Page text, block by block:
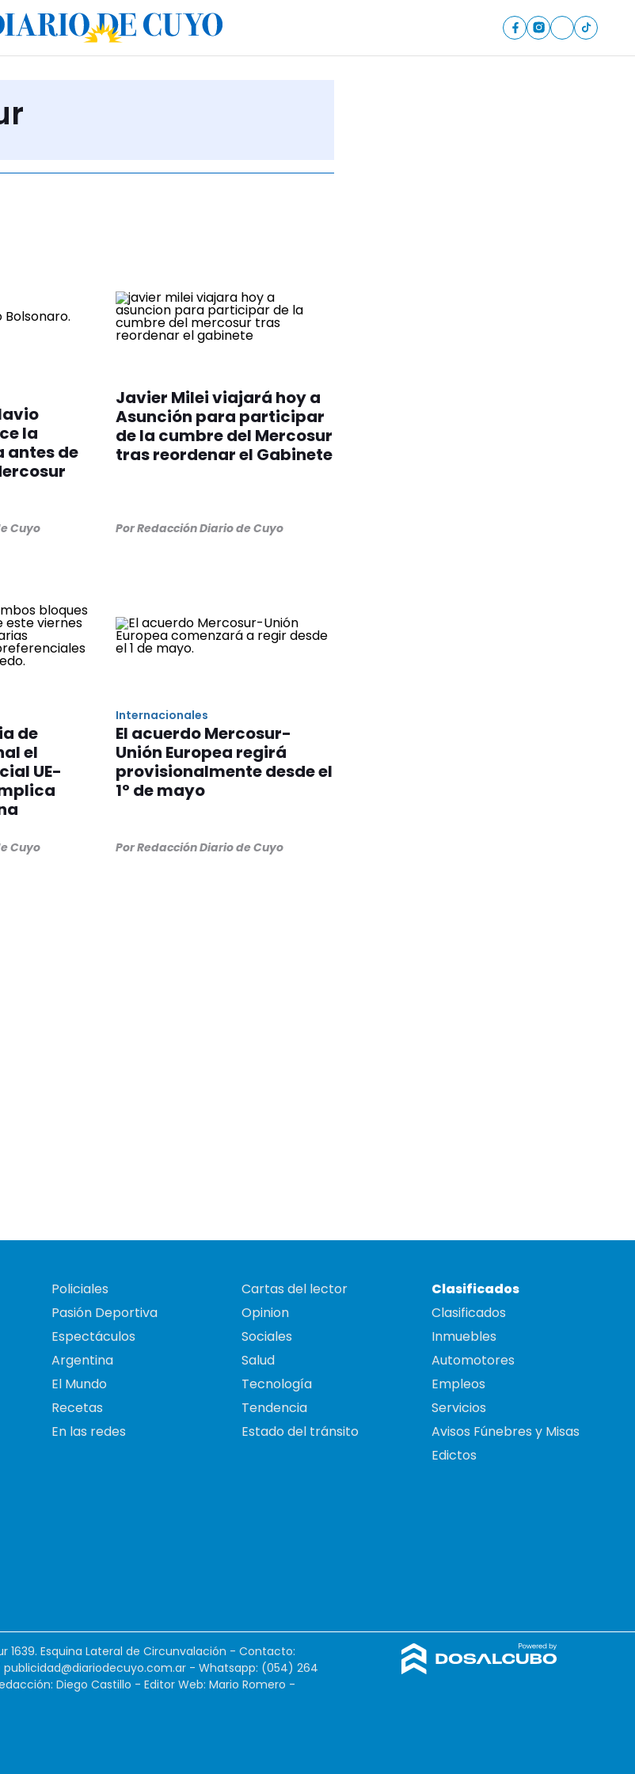
la
antes de
Cuyo
Javier Milei viajará hoy a
Asunción para participar
de la cumbre del Mercosur
tras reordenar el Gabinete
Por Redacción Diario de Cuyo
de
el
UE-
Cuyo
Internacionales
El acuerdo Mercosur-
Unión Europea regirá
provisionalmente desde el
1º de mayo
Por Redacción Diario de Cuyo
Policiales
Pasión Deportiva
Espectáculos
Argentina
El Mundo
Recetas
En las redes
Cartas del lector
Opinion
Sociales
Salud
Tecnología
Tendencia
Estado del tránsito
Clasificados
Clasificados
Inmuebles
Automotores
Empleos
Servicios
Avisos Fúnebres y Misas
Edictos
1639. Esquina Lateral de Circunvalación - Contacto:
publicidad@diariodecuyo.com.ar - Whatsapp: (054) 264
Diego Castillo - Editor Web: Mario Romero -